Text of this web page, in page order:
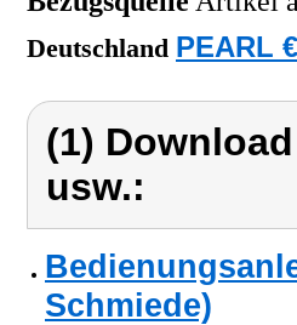
Deutschland PEARL
(1)
usw.:
Schmiede)